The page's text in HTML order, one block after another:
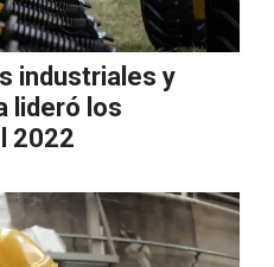
industriales y
lideró los
2022